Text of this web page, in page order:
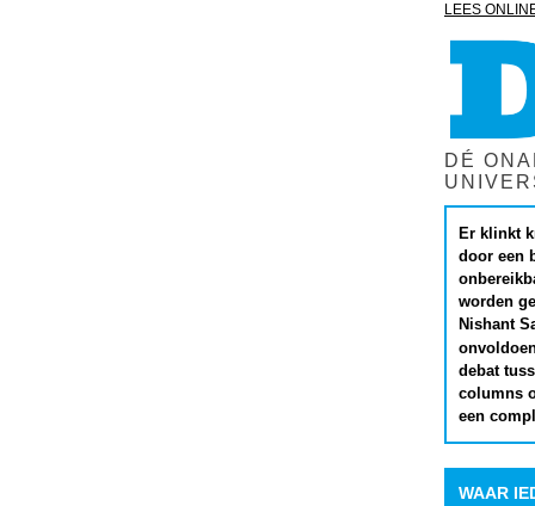
LEES
DÉ
Er klinkt
door een
worden
Nishant
debat
columns
een
WAAR